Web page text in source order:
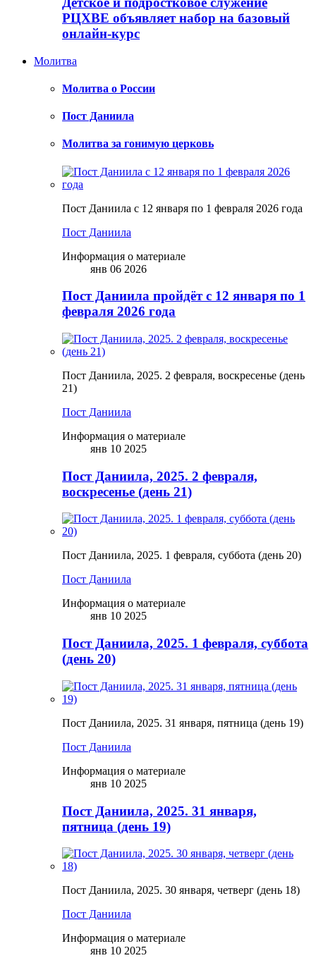
РЦХВЕ объявляет набор на базовый
онлайн-курс
Молитва
Молитва о России
Пост Даниила
Молитва за гонимую церковь
Пост Даниила с 12 января по 1 февраля 2026 года
Пост Даниила
Информация о материале
янв 06 2026
Пост Даниила пройдёт с 12 января по 1
февраля 2026 года
Пост Даниила, 2025. 2 февраля, воскресенье (день
21)
Пост Даниила
Информация о материале
янв 10 2025
Пост Даниила, 2025. 2 февраля,
воскресенье (день 21)
Пост Даниила, 2025. 1 февраля, суббота (день 20)
Пост Даниила
Информация о материале
янв 10 2025
Пост Даниила, 2025. 1 февраля, суббота
(день 20)
Пост Даниила, 2025. 31 января, пятница (день 19)
Пост Даниила
Информация о материале
янв 10 2025
Пост Даниила, 2025. 31 января,
пятница (день 19)
Пост Даниила, 2025. 30 января, четверг (день 18)
Пост Даниила
Информация о материале
янв 10 2025